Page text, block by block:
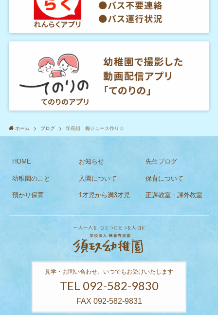
ホーム ブログ 年長組 梅ジュース作り☆
HOME お知らせ 先生ブログ
幼稚園のこと 入園について 保育について
預かり保育 1才児から満3才児 正課教室・課外教室
見学・お問い合わせ、いつでもお受けいたします
TEL 092-582-9830
FAX 092-582-9831